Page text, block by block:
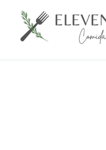
Saltar
contenido